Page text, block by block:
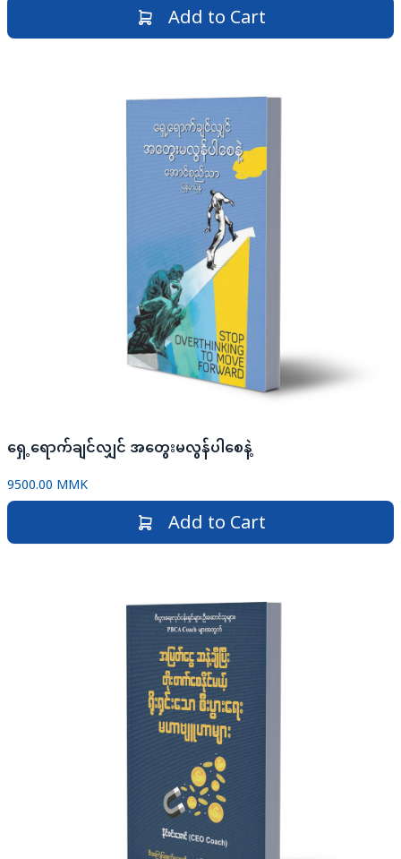
Add to Cart
ရှေ့ရောက်ချင်လျှင် အတွေးမလွန်ပါစေနဲ့
9500.00 MMK
Add to Cart